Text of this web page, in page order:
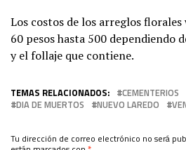
Los costos de los arreglos florales
60 pesos hasta 500 dependiendo
y el follaje que contiene.
TEMAS RELACIONADOS: CEMENTERIOS
DIA DE MUERTOS
NUEVO LAREDO
Tu dirección de correo electrónico no será